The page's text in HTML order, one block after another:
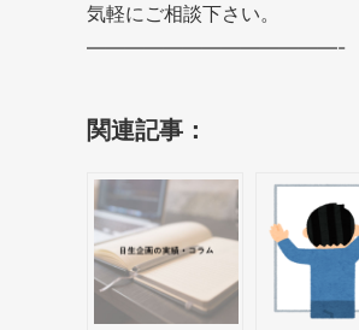
気軽にご相談下さい。
—————————————-
関連記事：